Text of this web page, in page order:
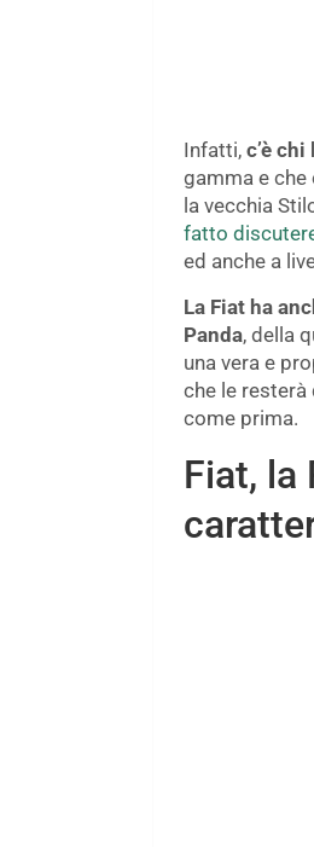
Infatti, c’è
gamma e
la vecchia
fatto
ed anche a
La Fiat ha
Panda, della
una vera e
che le
come prima.
Fiat, la